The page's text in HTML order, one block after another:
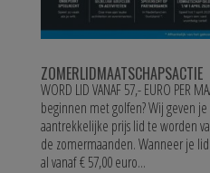
ZOMERLIDMAATSCHAPSACTIE
WORD LID VANAF 57,- EURO PER
beginnen met golfen? Wij geven
aantrekkelijke prijs lid te worden
de zomermaanden. Wanneer je
al vanaf € 57,00 euro...